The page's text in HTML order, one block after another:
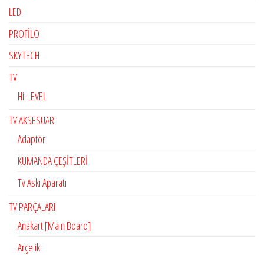
LED
PROFİLO
SKYTECH
TV
Hi-LEVEL
TV AKSESUARI
Adaptör
KUMANDA ÇEŞİTLERİ
Tv Askı Aparatı
TV PARÇALARI
Anakart [Main Board]
Arçelik